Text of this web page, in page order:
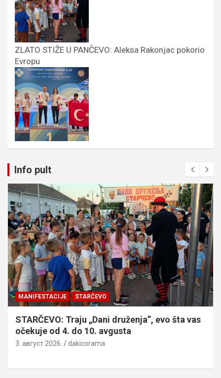
ZLATO STIŽE U PANČEVO: Aleksa Rakonjac pokorio
Evropu
Info pult
MANIFESTACIJE STARČEVO
STARČEVO: Traju „Dani druženja”, evo šta vas
očekuje od 4. do 10. avgusta
3. август 2026. dakicorama